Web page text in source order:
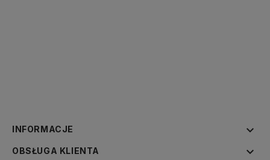
INFORMACJE 
OBSŁUGA KLIENTA 